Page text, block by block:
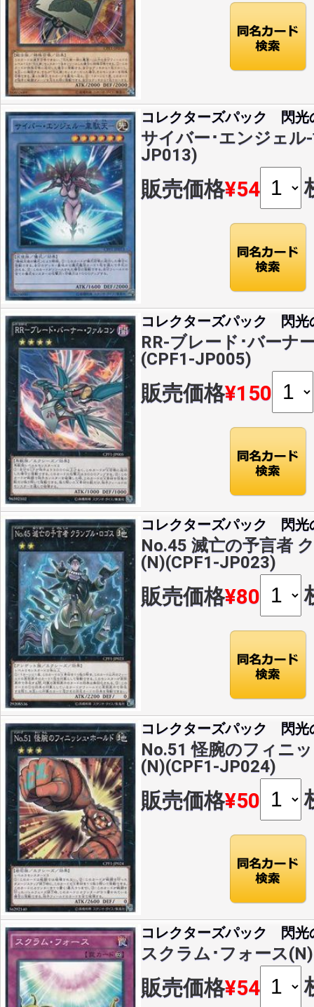
コレクターズパック 閃光
サイバー･エンジェル
JP013)
販売価格¥54
コレクターズパック 閃光
RR-ブレード･バーナ
(CPF1-JP005)
販売価格¥150
コレクターズパック 閃光
No.45 滅亡の予言者
(N)(CPF1-JP023)
販売価格¥80
コレクターズパック 閃光
No.51 怪腕のフィニ
(N)(CPF1-JP024)
販売価格¥50
コレクターズパック 閃光
スクラム･フォース
販売価格¥54